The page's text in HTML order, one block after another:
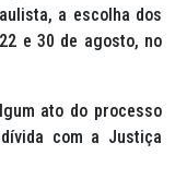
a escolha dos
e 30 de agosto, no
ato do processo
com a Justiça